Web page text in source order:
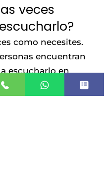
veces
como necesites.
encuentran
escucharlo en
de su proceso